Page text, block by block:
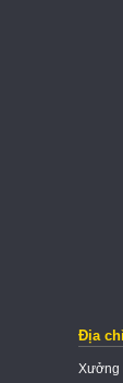
Địa
Xưởng